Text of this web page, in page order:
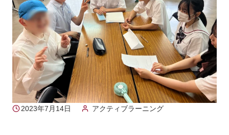
2023年7月14日 アクティブラーニング